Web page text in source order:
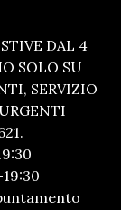
DAL 4
SOLO SU
SERVIZIO